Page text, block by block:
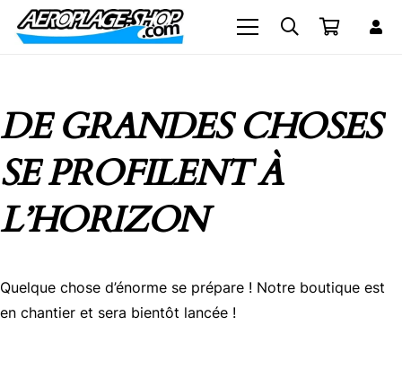
DE GRANDES CHOSES
SE PROFILENT À
L’HORIZON
Quelque chose d’énorme se prépare ! Notre boutique est
en chantier et sera bientôt lancée !